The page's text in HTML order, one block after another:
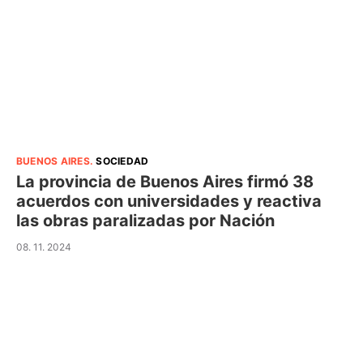
BUENOS AIRES.SOCIEDAD
La provincia de Buenos Aires firmó 38
acuerdos con universidades y reactiva
las obras paralizadas por Nación
08. 11. 2024